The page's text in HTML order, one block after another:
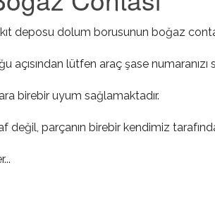
deposu dolum borusunun boğaz
açısından lütfen araç şase
birebir uyum sağlamaktadır.
değil, parçanın birebir kendimiz